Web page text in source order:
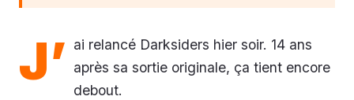
J’ ai relancé Darksiders hier soir. 14 ans
après sa sortie originale, ça tient encore
debout.